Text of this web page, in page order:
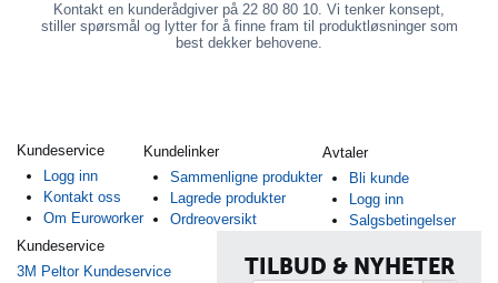
Kontakt en kunderådgiver på 22 80 80 10. Vi tenker konsept,
stiller spørsmål og lytter for å finne fram til produktløsninger som
best dekker behovene.
Kundeservice
Logg inn
Kontakt oss
Om Euroworker
Kundelinker
Sammenligne produkter
Lagrede produkter
Ordreoversikt
Avtaler
Bli kunde
Logg inn
Salgsbetingelser
Kundeservice
3M Peltor Kundeservice
TILBUD & NYHETER